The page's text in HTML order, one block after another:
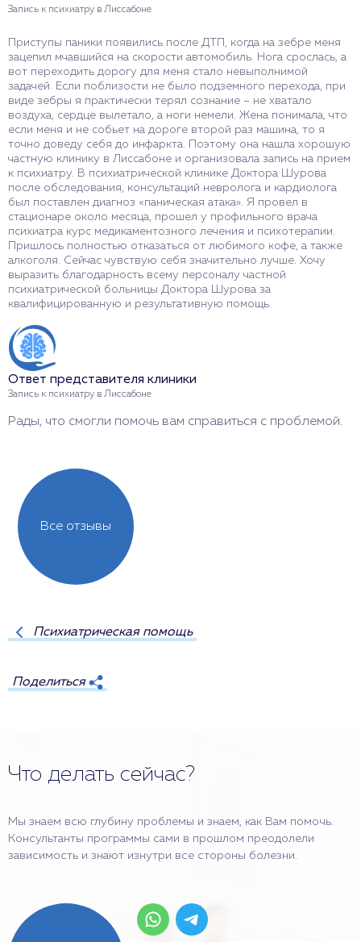
Запись к психиатру в Лиссабоне
Приступы паники появились после ДТП, когда на зебре меня
зацепил мчавшийся на скорости автомобиль. Нога срослась, а
вот переходить дорогу для меня стало невыполнимой
задачей. Если поблизости не было подземного перехода, при
виде зебры я практически терял сознание – не хватало
воздуха, сердце вылетало, а ноги немели. Жена понимала, что
если меня и не собьет на дороге второй раз машина, то я
точно доведу себя до инфаркта. Поэтому она нашла хорошую
частную клинику в Лиссабоне и организовала запись на прием
к психиатру. В психиатрической клинике Доктора Шурова
после обследования, консультаций невролога и кардиолога
был поставлен диагноз «паническая атака». Я провел в
стационаре около месяца, прошел у профильного врача
психиатра курс медикаментозного лечения и психотерапии.
Пришлось полностью отказаться от любимого кофе, а также
алкоголя. Сейчас чувствую себя значительно лучше. Хочу
выразить благодарность всему персоналу частной
психиатрической больницы Доктора Шурова за
квалифицированную и результативную помощь.
Ответ представителя клиники
Запись к психиатру в Лиссабоне
Рады, что смогли помочь вам справиться с проблемой.
Все отзывы
Психиатрическая помощь
Поделиться
Что делать сейчас?
Мы знаем всю глубину проблемы и знаем, как Вам помочь.
Консультанты программы сами в прошлом преодолели
зависимость и знают изнутри все стороны болезни.